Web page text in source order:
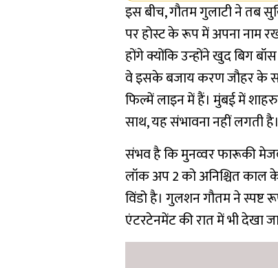
इस बीच, गौतम गुलाटी ने तब
पर होस्ट के रूप में अपना नाम
होंगे क्योंकि उन्होंने खुद बिग
वे इसके बजाय करण जौहर के
फिल्में लाइन में हैं। मुंबई में
साथ, यह संभावना नहीं लगती है।
संभव है कि मुनव्वर फारूकी
लॉक अप 2 को अनिश्चित काल
विंडो है। गुलशन गौतम ने स्पष्ट
एंटरटेनमेंट की रात में भी देखा